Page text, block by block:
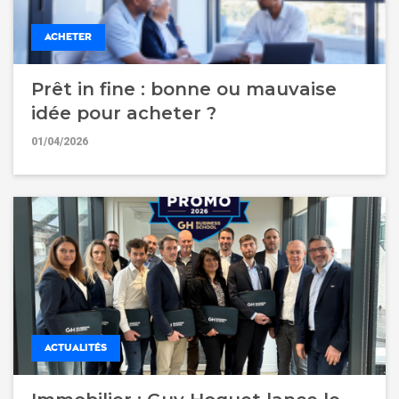
ACHETER
Prêt in fine : bonne ou mauvaise
idée pour acheter ?
01/04/2026
ACTUALITÉS